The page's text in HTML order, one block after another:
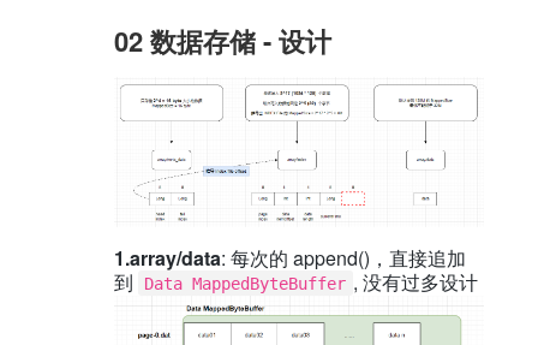
02 数据存储 - 设计
1.array/data: 每次的 append()，直接追加
到
Data MappedByteBuffer , 没有过多设计